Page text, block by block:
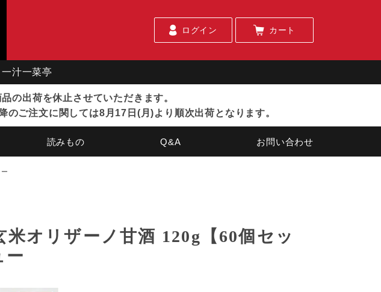
ログイン カート
汁一菜亭
の出荷を休止させていただきます。
ご注文に関しては8月17日(月)より順次出荷となります。
読みもの Q&A お問い合わせ
米オリザーノ甘酒 120g【60個セッ
ー